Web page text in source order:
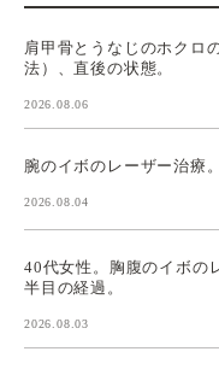
肩甲骨とうなじのホクロ
法）、直後の状態。
2026.08.06
腕のイボのレーザー治療
2026.08.04
40代女性。胸腹のイボの
半目の経過。
2026.08.03